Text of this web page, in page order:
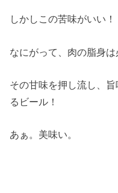
しかしこの苦味がいい！
なにがって、肉の脂身は
その甘味を押し流し、
るビール！
あぁ。美味い。